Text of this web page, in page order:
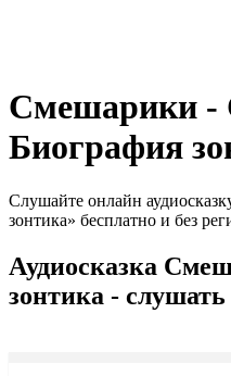
Смешарики -
Биография
Слушайте онлайн
зонтика» бесплатно и без
Аудиосказка
зонтика -